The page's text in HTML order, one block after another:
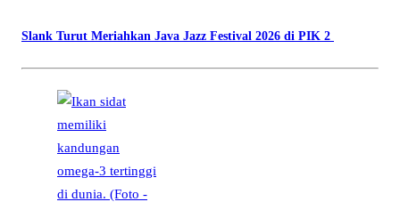
Slank Turut Meriahkan Java Jazz Festival 2026 di PIK 2